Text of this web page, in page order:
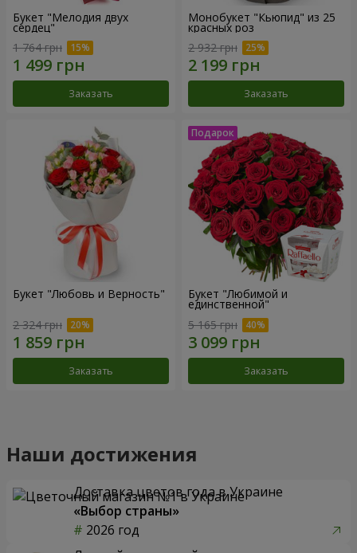
Букет "Мелодия двух
сердец"
1 764 грн
Заказать
Монобукет "Кьюпид" из 25
красных роз
2 932 грн
Заказать
Букет "Любовь и Верность"
2 324 грн
Заказать
Букет "Любимой и
единственной"
5 165 грн
Заказать
Наши достижения
Доставка цветов года в Украине
«Выбор страны»
2026 год